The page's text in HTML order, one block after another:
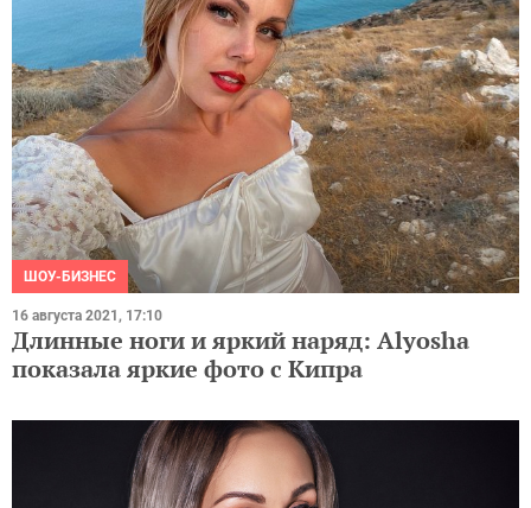
ШОУ-БИЗНЕС
16 августа 2021, 17:10
Длинные ноги и яркий наряд: Alyosha
показала яркие фото с Кипра